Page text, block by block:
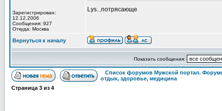
Зарегистрирован:
12.12.2006
Сообщения: 927
Откуда: Москва
Lys...потрясающе
Вернуться к началу
Показать сообщения:
Список форумов Мужской портал.
отдых, здоровье, медицина
Страница 3 из 4